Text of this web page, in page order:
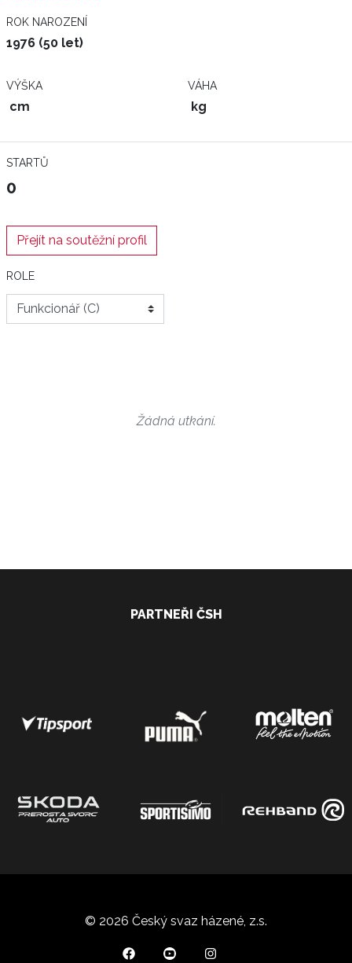
ROK NAROZENÍ
1976 (50 let)
VÝŠKA
cm
VÁHA
kg
STARTŮ
0
Přejít na soutěžní profil
ROLE
Žádná utkání.
PARTNEŘI ČSH
© 2026 Český svaz házené, z.s.